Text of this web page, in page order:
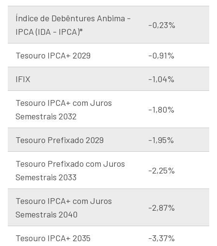
Índice de Debêntures Anbima -
IPCA (IDA - IPCA)*
-0,23%
Tesouro IPCA+ 2029 -0,91%
IFIX -1,04%
Tesouro IPCA+ com Juros
Semestrais 2032
-1,80%
Tesouro Prefixado 2029 -1,95%
Tesouro Prefixado com Juros
Semestrais 2033
-2,25%
Tesouro IPCA+ com Juros
Semestrais 2040
-2,87%
Tesouro IPCA+ 2035 -3,37%